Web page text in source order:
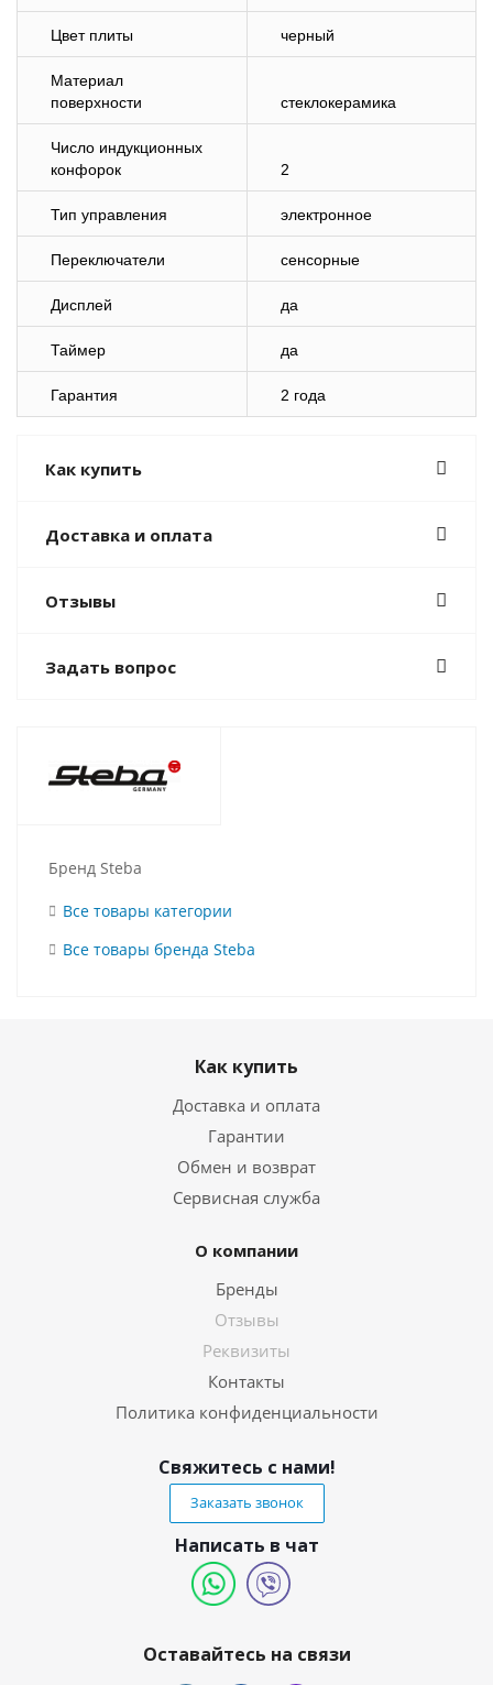
Цвет плиты черный
Материал
поверхности
стеклокерамика
Число индукционных
конфорок
2
Тип управления электронное
Переключатели сенсорные
Дисплей да
Таймер да
Гарантия 2 года
Как купить
Доставка и оплата
Отзывы
Задать вопрос
Бренд Steba
Все товары категории
Все товары бренда Steba
Как купить
Доставка и оплата
Гарантии
Обмен и возврат
Сервисная служба
О компании
Бренды
Отзывы
Реквизиты
Контакты
Политика конфиденциальности
Свяжитесь с нами!
Заказать звонок
Написать в чат
Оставайтесь на связи